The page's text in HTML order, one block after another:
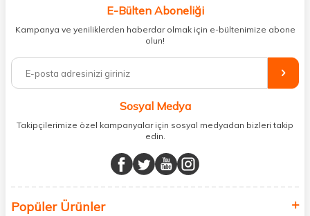
kişisel bakım hem de takviye edici gıda ürünlerini sizlerle
buluşturuyoruz. Artık mağaza mağaza dolaşmanıza gerek yok;
ihtiyacınız olan her şeyi tek bir çatı altında topluyor ve kapınıza kadar
%100 orijinal kozmetik ve sağlık ürünleriyle güzelliğinizi tamamlayabilir,
vücudunuzu desteklemek için güvenilir takviye edici gıdalara
minerallere kadar binlerce ürünü uygun fiyat ve hızlı kargo avantajıyla
sunuyoruz.
buluşturuyor ve online alışveriş deneyiminizi en iyi hale getiriyoruz.
Sağlık, güzellik ve iyi yaşam için aradığınız her şey burada!
değer katmak için bize katılın!
E-Bülten Aboneliği
Kampanya ve yeniliklerden haberdar olmak için e-bültenimize abone
olun!
Sosyal Medya
Takipçilerimize özel kampanyalar için sosyal medyadan bizleri takip
edin.
Popüler Ürünler